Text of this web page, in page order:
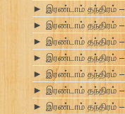
► இரண்டாம் தந்திரம்
► இரண்டாம் தந்திரம் –
► இரண்டாம் தந்திரம்
► இரண்டாம் தந்திரம் –
► இரண்டாம் தந்திரம்
► இரண்டாம் தந்திரம்
► இரண்டாம் தந்திரம் –